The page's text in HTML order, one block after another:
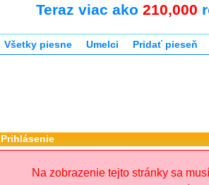
Teraz viac ako 210,000
Všetky piesne Umelci Pridať pieseň
Prihlásenie
Na zobrazenie tejto stránky sa